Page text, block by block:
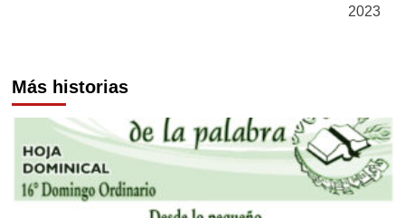
2023
Más historias